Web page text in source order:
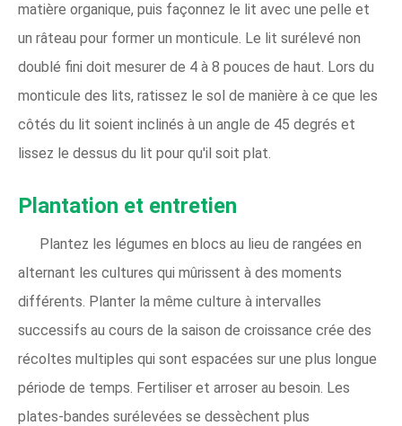
matière organique, puis façonnez le lit avec une pelle et
un râteau pour former un monticule. Le lit surélevé non
doublé fini doit mesurer de 4 à 8 pouces de haut. Lors du
monticule des lits, ratissez le sol de manière à ce que les
côtés du lit soient inclinés à un angle de 45 degrés et
lissez le dessus du lit pour qu'il soit plat.
Plantation et entretien
Plantez les légumes en blocs au lieu de rangées en
alternant les cultures qui mûrissent à des moments
différents. Planter la même culture à intervalles
successifs au cours de la saison de croissance crée des
récoltes multiples qui sont espacées sur une plus longue
période de temps. Fertiliser et arroser au besoin. Les
plates-bandes surélevées se dessèchent plus